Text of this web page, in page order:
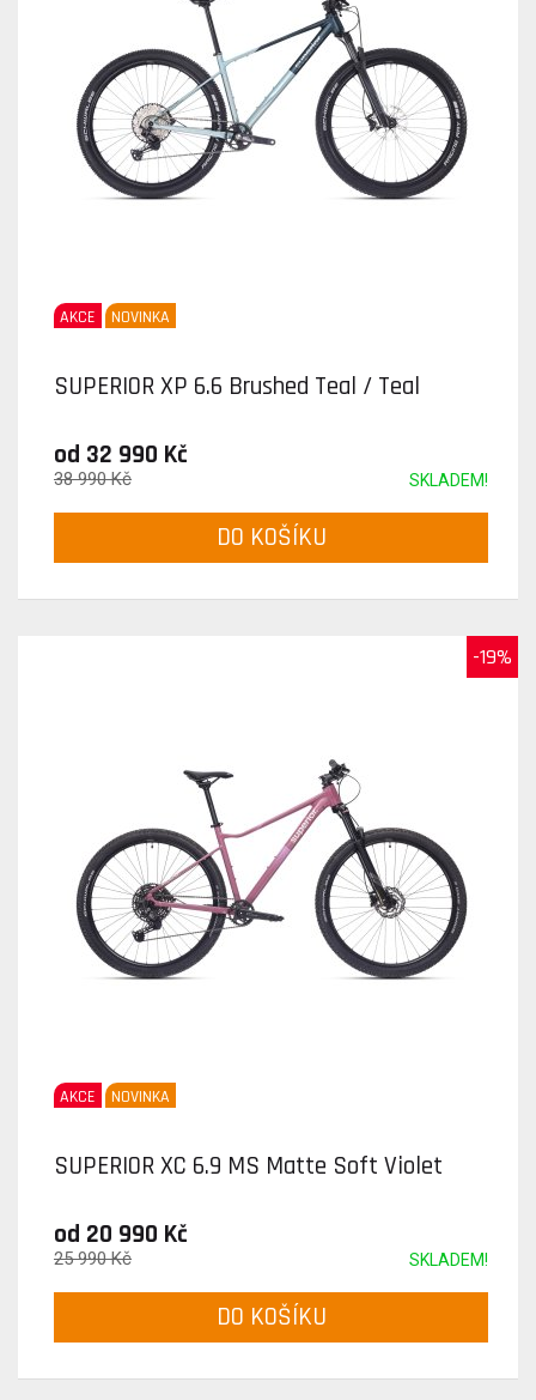
AKCE NOVINKA
SUPERIOR XP 6.6 Brushed Teal / Teal
od 32 990 Kč
SKLADEM!
38 990 Kč
DO KOŠÍKU
-19%
AKCE NOVINKA
SUPERIOR XC 6.9 MS Matte Soft Violet
od 20 990 Kč
SKLADEM!
25 990 Kč
DO KOŠÍKU